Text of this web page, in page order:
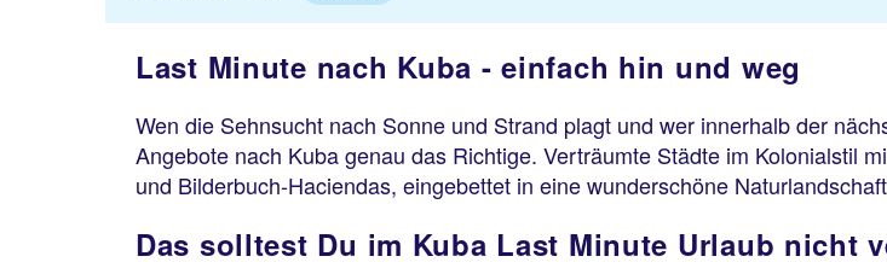
Last Minute nach Kuba - einfach hin und weg
Wen die Sehnsucht nach Sonne und Strand plagt und wer innerhalb der
Angebote nach Kuba genau das Richtige. Verträumte Städte im Kolonialstil
und Bilderbuch-Haciendas, eingebettet in eine wunderschöne
Das solltest Du im Kuba Last Minute Urlaub nicht